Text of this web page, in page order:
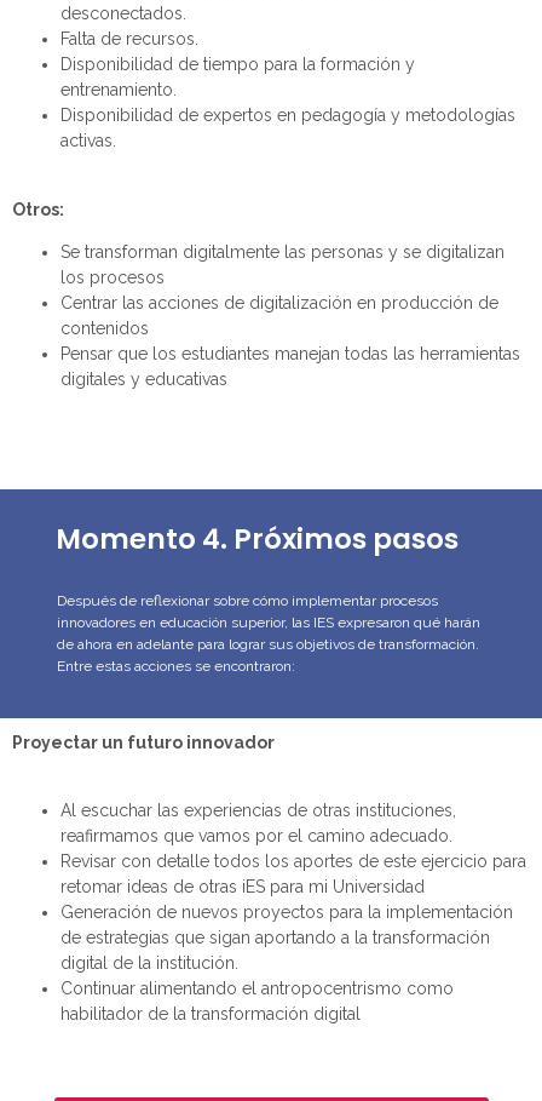
desconectados.
Falta de recursos
Disponibilidad de tiempo para la formación y
entrenamiento
Disponibilidad de expertos en pedagogía y metodologías
activas.
Otros:
Se transforman digitalmente las personas y se digitalizan
los procesos
Centrar las acciones de digitalización en producción de
contenidos
Pensar que los estudiantes manejan todas las herramientas
digitales y educativas
Momento 4. Próximos pasos
Después de reflexionarsobre cómo implementar procesos
innovadores en educación superior, las IES expresaron qué harán
de ahora en adelante para lograr sus objetivos de transformación.
Entre estas acciones se encontraron:
Proyectar un futuro innovador
Al escuchar las experiencias de otras instituciones,
reafirmamos que vamos por el camino adecuado.
Revisar con detalle todos los aportes de este ejercicio para
retomar ideas de otras iES para mi Universidad
Generación de nuevos proyectos para la implementación
de estrategias que sigan aportando a la transformación
digital de la institución.
Continuar alimentando el antropocentrismo como
habilitador de la transformación digital